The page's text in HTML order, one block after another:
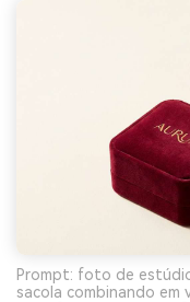
Prompt: foto de
sacola combinando em